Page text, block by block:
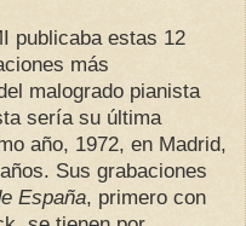
publicaba estas 12
más
malogrado pianista
sería su última
año, 1972, en Madrid,
Sus grabaciones
España, primero con